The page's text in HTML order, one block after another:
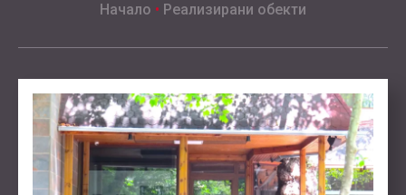
Начало • Реализирани обекти